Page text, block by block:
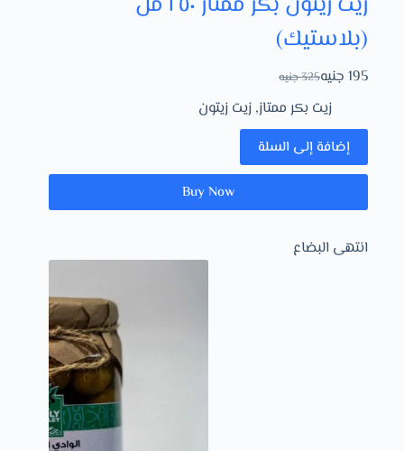
(بلاستيك)
325جنيه 195 جنيه
زيت بكر ممتاز, زيت زيتون
إضافة إلى السلة
Buy Now
انتهى البضاع